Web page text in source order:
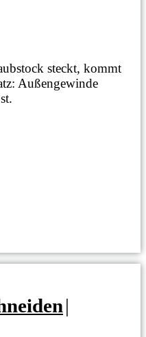
steckt, kommt
Außengewinde
|